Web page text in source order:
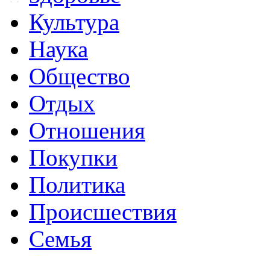
Культура
Наука
Общество
Отдых
Отношения
Покупки
Политика
Происшествия
Семья